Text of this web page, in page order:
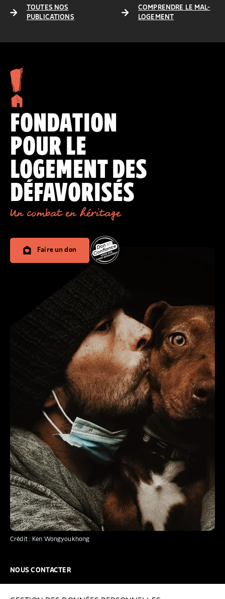
TOUTES NOS
PUBLICATIONS
COMPRENDRE LE MAL-
LOGEMENT
Crédit : Ken Wongyoukhong
FONDATION
POUR LE
LOGEMENT DES
DÉFAVORISÉS
Un combat en héritage
Faire un don
NOUS CONTACTER